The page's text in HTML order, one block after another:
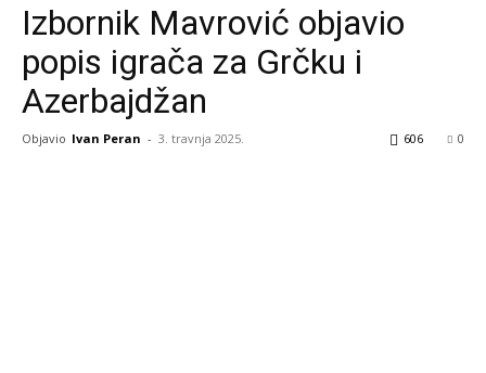
Izbornik Mavrović objavio
popis igrača za Grčku i
Azerbajdžan
Objavio Ivan Peran - 3. travnja 2025. 0
606